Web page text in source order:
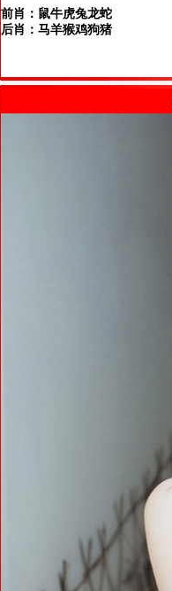
前肖：鼠牛虎兔龙蛇
后肖：马羊猴鸡狗猪